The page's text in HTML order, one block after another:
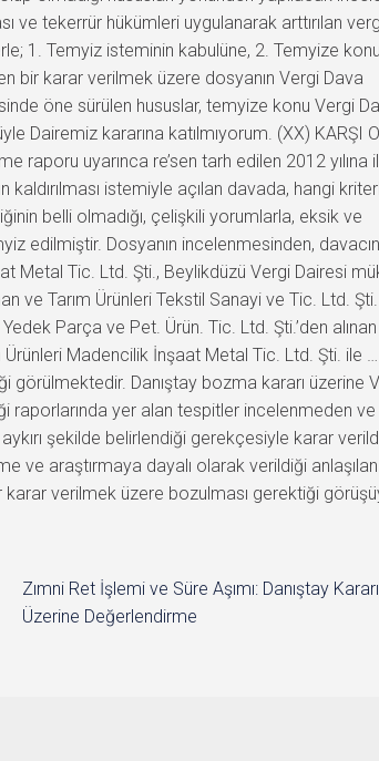
Zımni Ret İşlemi ve Süre Aşımı: Danıştay Kararı
Üzerine Değerlendirme